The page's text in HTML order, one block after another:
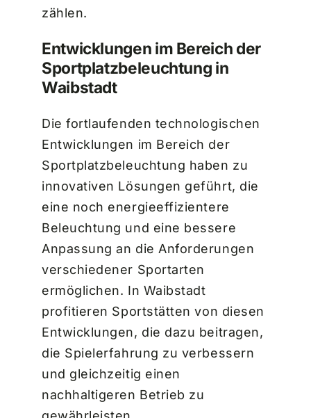
zählen.
Entwicklungen im Bereich der
Sportplatzbeleuchtung in
Waibstadt
Die fortlaufenden technologischen
Entwicklungen im Bereich der
Sportplatzbeleuchtung haben zu
innovativen Lösungen geführt, die
eine noch energieeffizientere
Beleuchtung und eine bessere
Anpassung an die Anforderungen
verschiedener Sportarten
ermöglichen. In Waibstadt
profitieren Sportstätten von diesen
Entwicklungen, die dazu beitragen,
die Spielerfahrung zu verbessern
und gleichzeitig einen
nachhaltigeren Betrieb zu